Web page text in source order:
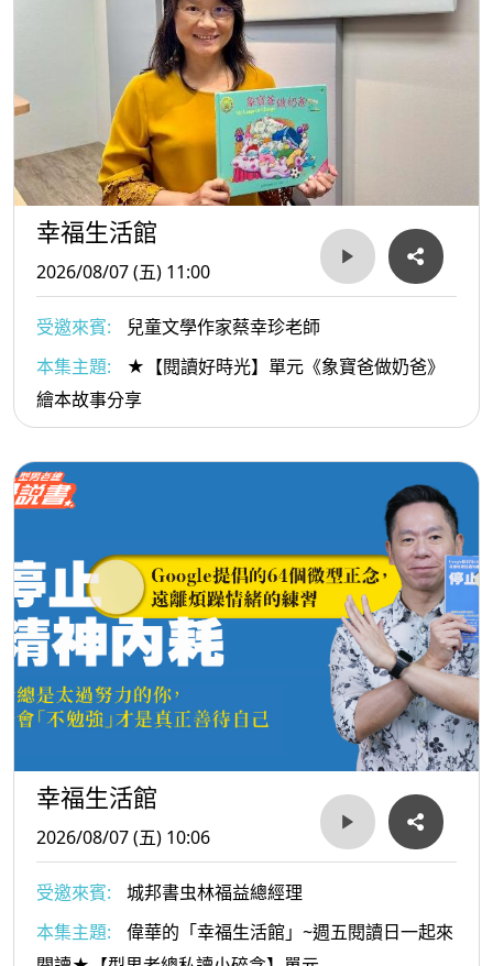
幸福生活館
2026/08/07 (五) 11:00
受邀來賓:
兒童文學作家蔡幸珍老師
本集主題:
★【閱讀好時光】單元《象寶爸做奶爸》
繪本故事分享
幸福生活館
2026/08/07 (五) 10:06
受邀來賓:
城邦書虫林福益總經理
本集主題:
偉華的「幸福生活館」~週五閱讀日一起來